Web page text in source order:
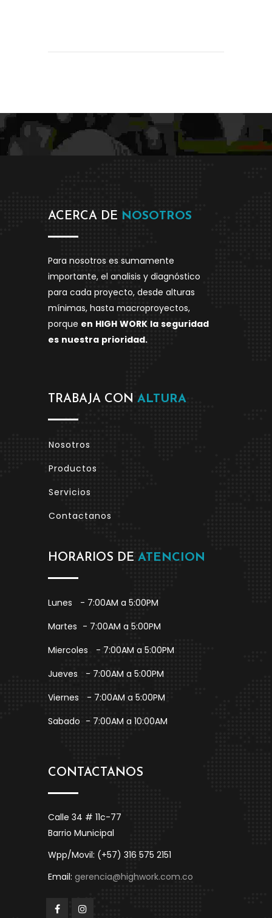
ACERCA DE NOSOTROS
Para nosotros es sumamente
importante, el analisis y diagnóstico
para cada proyecto, desde alturas
mínimas, hasta macroproyectos,
porque en HIGH WORK la seguridad
es nuestra prioridad.
TRABAJA CON ALTURA
Nosotros
Productos
Servicios
Contactanos
HORARIOS DE ATENCION
Lunes
- 7:00AM a 5:00PM
Martes - 7:00AM a 5:00PM
Miercoles
- 7:00AM a 5:00PM
Jueves
- 7:00AM a 5:00PM
Viernes
- 7:00AM a 5:00PM
Sabado - 7:00AM a 10:00AM
CONTACTANOS
Calle 34 # 11c-77
Barrio Municipal
Wpp/Movil: (+57) 316 575 2151
Email: gerencia@highwork.com.co